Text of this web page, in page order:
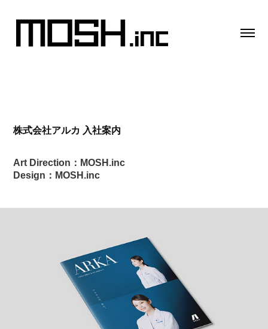
株式会社アルカ 入社案内
Art Direction：MOSH.inc
Design：MOSH.inc